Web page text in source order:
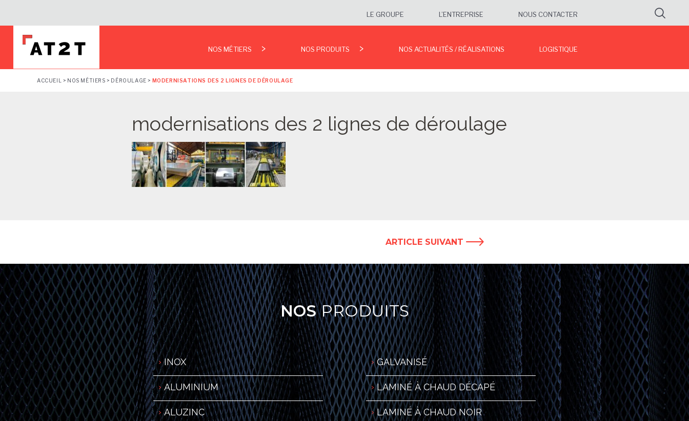
LE GROUPE L’ENTREPRISE NOUS CONTACTER
NOS MÉTIERS NOS PRODUITS NOS ACTUALITÉS / RÉALISATIONS LOGISTIQUE
ACCUEIL > NOS MÉTIERS > DÉROULAGE > MODERNISATIONS DES 2 LIGNES DE DÉROULAGE
modernisations des 2 lignes de déroulage
ARTICLE SUIVANT
NOSPRODUITS
INOX
ALUMINIUM
ALUZINC
GALVANISÉ
LAMINÉ À CHAUD DÉCAPÉ
LAMINÉ À CHAUD NOIR